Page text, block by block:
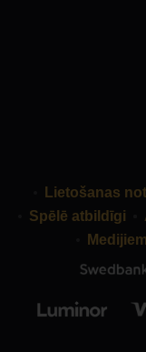
Lietošanas
Spēlē atbildīgi
Medijiem